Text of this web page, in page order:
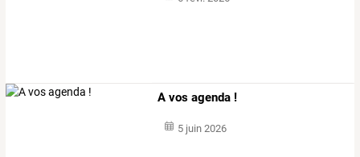
A vos agenda !
5 juin 2026